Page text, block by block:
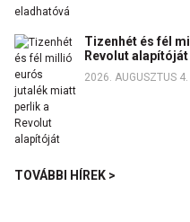
Tizenhét és fél
Revolut alapítóját
2026. AUGUSZTUS 4.
TOVÁBBI HÍREK >